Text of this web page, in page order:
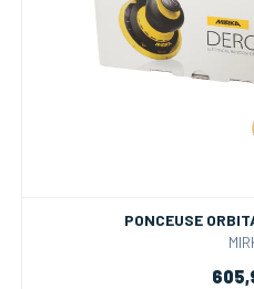
PONCEUSE